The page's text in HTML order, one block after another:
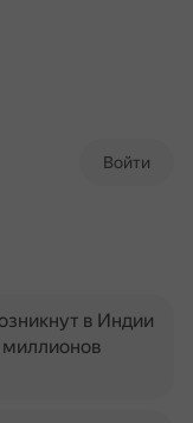
Войти
в Индии
миллионов